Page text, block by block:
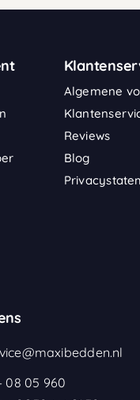
Algemene
Reviews
Blog
08 05 960